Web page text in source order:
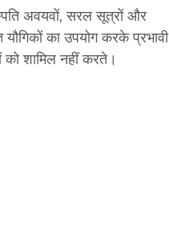
अवयवों, सरल सूत्रों और
यौगिकों का उपयोग करके प्रभावी
शामिल नहीं करते।